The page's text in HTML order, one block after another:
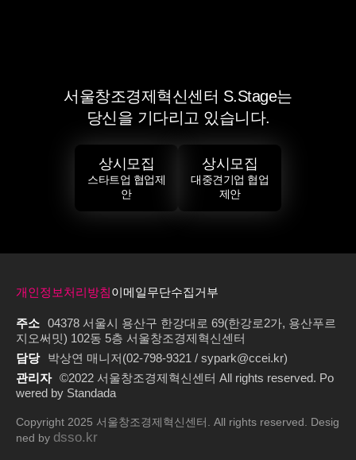
서울창조경제혁신센터 S.Stage는
당신을 기다리고 있습니다.
상시모집
스타트업 협업제
안
상시모집
대중견기업 협업
제안
개인정보처리방침이메일무단수집거부
주소 04378 서울시 용산구 한강대로 69(한강로2가, 용산푸르
지오써밋) 102동 5층 서울창조경제혁신센터
담당
박상연 매니저(02-798-9321 / sypark@ccei.kr)
관리자 ©2022 서울창조경제혁신센터 All rights reserved. Po
wered by Standada
Copyright 2025 서울창조경제혁신센터. All rights reserved. Desig
ned by dsso.kr